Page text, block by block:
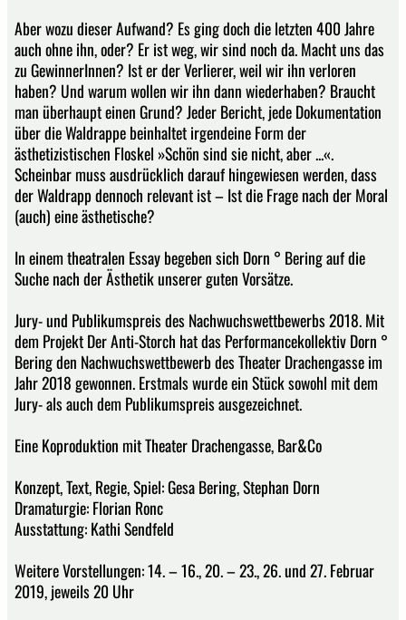
Aber wozu dieser Aufwand? Es ging doch die letzten 400 Jahre
auch ohne ihn, oder? Er ist weg, wir sind noch da. Macht uns das
zu GewinnerInnen? Ist er der Verlierer, weil wir ihn verloren
haben? Und warum wollen wir ihn dann wiederhaben? Braucht
man überhaupt einen Grund? Jeder Bericht, jede Dokumentation
über die Waldrappe beinhaltet irgendeine Form der
ästhetizistischen Floskel »Schön sind sie nicht, aber ...«.
Scheinbar muss ausdrücklich darauf hingewiesen werden, dass
der Waldrapp dennoch relevant ist – Ist die Frage nach der Moral
(auch) eine ästhetische?
In einem theatralen Essay begeben sich Dorn ° Bering auf die
Suche nach der Ästhetik unserer guten Vorsätze.
Jury- und Publikumspreis des Nachwuchswettbewerbs 2018. Mit
dem Projekt Der Anti-Storch hat das Performancekollektiv Dorn °
Bering den Nachwuchswettbewerb des Theater Drachengasse im
Jahr 2018 gewonnen. Erstmals wurde ein Stück sowohl mit dem
Jury- als auch dem Publikumspreis ausgezeichnet.
Eine Koproduktion mit Theater Drachengasse, Bar&Co
Konzept, Text, Regie, Spiel: Gesa Bering, Stephan Dorn
Dramaturgie: Florian Ronc
Ausstattung: Kathi Sendfeld
Weitere Vorstellungen: 14. – 16., 20. – 23., 26. und 27. Februar
2019, jeweils 20 Uhr